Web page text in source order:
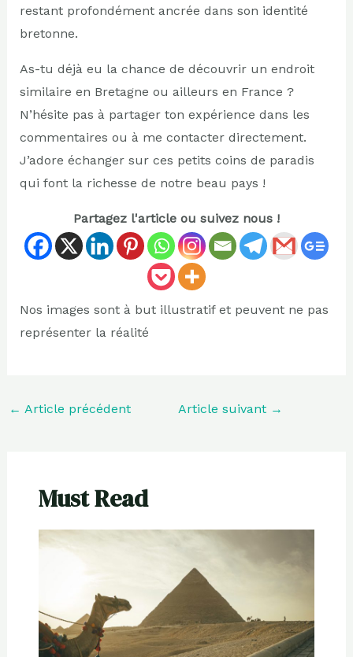
restant profondément ancrée dans son identité
bretonne.
As-tu déjà eu la chance de découvrir un endroit
similaire en Bretagne ou ailleurs en France ?
N’hésite pas à partager ton expérience dans les
commentaires ou à me contacter directement.
J’adore échanger sur ces petits coins de paradis
qui font la richesse de notre beau pays !
Partagez l'article ou suivez nous !
Nos images sont à but illustratif et peuvent ne pas
représenter la réalité
← Article précédent Article suivant →
Must Read